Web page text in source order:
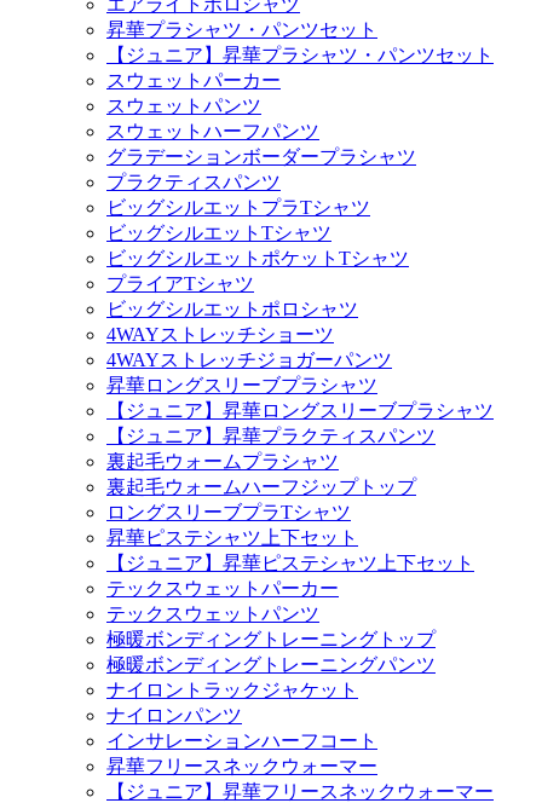
エアライトポロシャツ
昇華プラシャツ・パンツセット
【ジュニア】昇華プラシャツ・パンツセット
スウェットパーカー
スウェットパンツ
スウェットハーフパンツ
グラデーションボーダープラシャツ
プラクティスパンツ
ビッグシルエットプラTシャツ
ビッグシルエットTシャツ
ビッグシルエットポケットTシャツ
プライアTシャツ
ビッグシルエットポロシャツ
4WAYストレッチショーツ
4WAYストレッチジョガーパンツ
昇華ロングスリーブプラシャツ
【ジュニア】昇華ロングスリーブプラシャツ
【ジュニア】昇華プラクティスパンツ
裏起毛ウォームプラシャツ
裏起毛ウォームハーフジップトップ
ロングスリーブプラTシャツ
昇華ピステシャツ上下セット
【ジュニア】昇華ピステシャツ上下セット
テックスウェットパーカー
テックスウェットパンツ
極暖ボンディングトレーニングトップ
極暖ボンディングトレーニングパンツ
ナイロントラックジャケット
ナイロンパンツ
インサレーションハーフコート
昇華フリースネックウォーマー
【ジュニア】昇華フリースネックウォーマー